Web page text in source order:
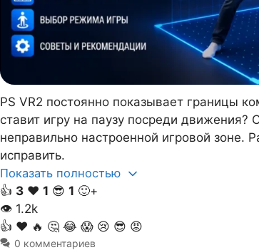
PS VR2 постоянно показывает границы
ставит игру на паузу посреди движения?
неправильно настроенной игровой зоне.
исправить.
Показать полностью
👍 3 ❤️ 1 😎 1 🙂+
👁 1.2k
👍 ❤️ 🔥 🤔 😂 😱 😢 😎 😡
0 комментариев